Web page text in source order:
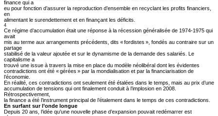
finance qui a
eu pour fonction d’assurer la reproduction d’ensemble en recyclant les profits financiers,
en
alimentant le surendettement et en finançant les déficits.
4
Ce régime d’accumulation était une réponse à la récession généralisée de 1974-1975 qui
avait
mis au terme aux arrangements précédents, dits « fordistes », fondés au contraire sur un
partage
stabilisé de la valeur ajoutée et sur le dynamisme de la demande des salariés. Le
capitalisme a
trouvé une issue à travers la mise en place du modèle néolibéral dont les évidentes
contradictions ont été « gérées » par la mondialisation et par la financiarisation de
l’économie.
En réalité, ces contradictions ont seulement été étalées dans le temps, mais au prix d’une
accumulation de tensions qui ont finalement conduit à l’implosion en 2008.
Rétrospectivement,
la finance a été l’instrument principal de l’étalement dans le temps de ces contradictions.
En surfant sur l’onde longue
Depuis 20 ans, l’idée qu’une nouvelle phase d’expansion pouvait redémarrer est